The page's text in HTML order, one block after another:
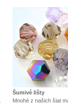
Šumivé lišty
Mnohé z našich šiat